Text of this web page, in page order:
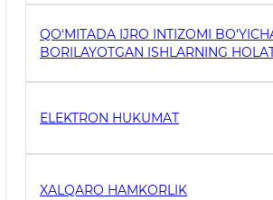
QO‘MITADA IJRO INTIZOMI
BORILAYOTGAN ISHLARNING
ELEKTRON HUKUMAT
XALQARO HAMKORLIK